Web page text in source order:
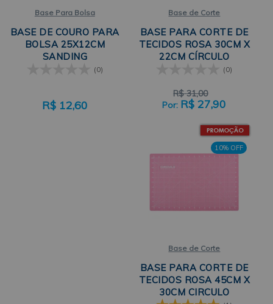
Base Para Bolsa
BASE DE COURO PARA
BOLSA 25X12CM
SANDING
(0)
R$ 12,60
Base de Corte
BASE PARA CORTE DE
TECIDOS ROSA 30CM X
22CM CÍRCULO
(0)
R$ 31,00
R$ 27,90
10% OFF
Base de Corte
BASE PARA CORTE DE
TECIDOS ROSA 45CM X
30CM CIRCULO